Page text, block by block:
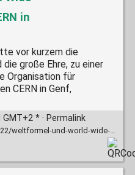
in
vor kurzem die
große Ehre, zu einer
Organisation für
CERN in Genf,
* · Permalink
wide-web-meine-tage-am-cern-in-genf/